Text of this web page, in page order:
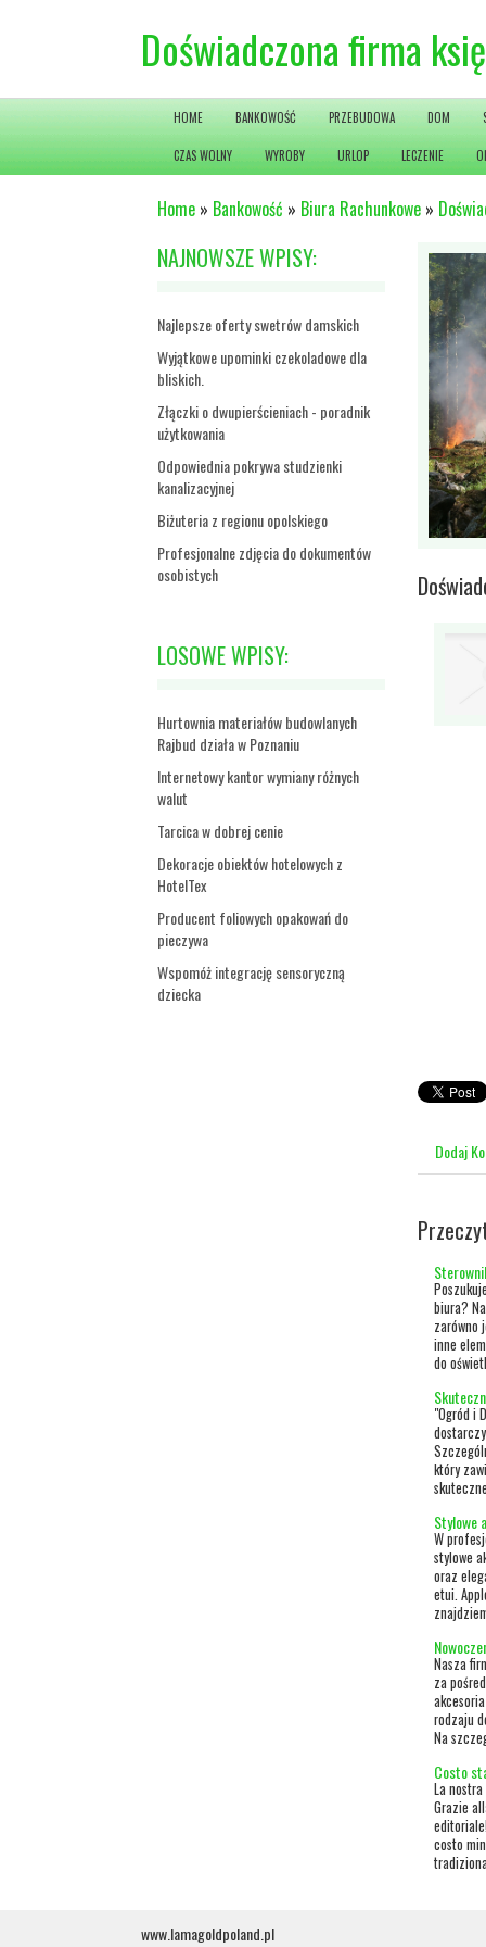
Doświadczona firma
HOME BANKOWOŚĆ PRZEBUDOWA DOM
CZAS WOLNY WYROBY URLOP LECZENIE
Home » Bankowość » Biura Rachunkowe »
NAJNOWSZE WPISY:
Najlepsze oferty swetrów damskich
Wyjątkowe upominki czekoladowe dla
bliskich.
Złączki o dwupierścieniach - poradnik
użytkowania
Odpowiednia pokrywa studzienki
kanalizacyjnej
Biżuteria z regionu opolskiego
Profesjonalne zdjęcia do dokumentów
osobistych
LOSOWE WPISY:
Hurtownia materiałów budowlanych
Rajbud działa w Poznaniu
Internetowy kantor wymiany różnych
walut
Tarcica w dobrej cenie
Dekoracje obiektów hotelowych z
HotelTex
Producent foliowych opakowań do
pieczywa
Wspomóż integrację sensoryczną
dziecka
Dodaj
biura?
zarówno
inne
do
"Ogród i
który
Stylowe
W
stylowe
oraz
etui.
Nasza
za
rodzaju
Na
Costo
La
Grazie
costo
www.lamagoldpoland.pl